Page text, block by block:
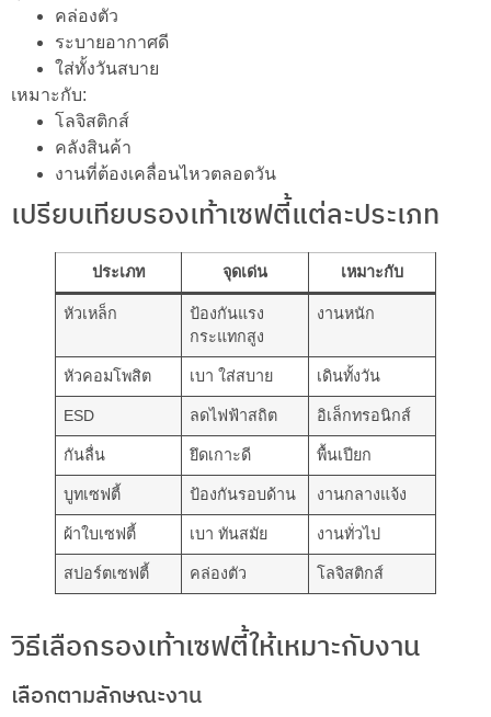
คล่องตัว
ระบายอากาศดี
ใส่ทั้งวันสบาย
เหมาะกับ:
โลจิสติกส์
คลังสินค้า
งานที่ต้องเคลื่อนไหวตลอดวัน
เปรียบเทียบรองเท้าเซฟตี้แต่ละประเภท
ประเภท จุดเด่น เหมาะกับ
หัวเหล็ก
ป้องกันแรง
กระแทกสูง
งานหนัก
หัวคอมโพสิต เบา ใส่สบาย เดินทั้งวัน
ESD ลดไฟฟ้าสถิต อิเล็กทรอนิกส์
กันลื่น ยึดเกาะดี พื้นเปียก
บูทเซฟตี้ ป้องกันรอบด้าน งานกลางแจ้ง
ผ้าใบเซฟตี้ เบา ทันสมัย งานทั่วไป
สปอร์ตเซฟตี้ คล่องตัว โลจิสติกส์
วิธีเลือกรองเท้าเซฟตี้ให้เหมาะกับงาน
เลือกตามลักษณะงาน